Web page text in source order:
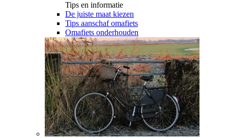
Tips en informatie
De juiste maat kiezen
Tips aanschaf omafiets
Omafiets onderhouden